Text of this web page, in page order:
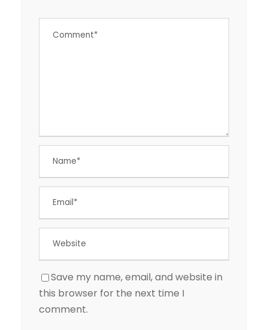
Save my name, email, and website in
this browser for the next time I
comment.